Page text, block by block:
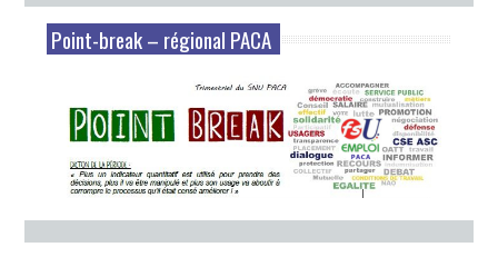
Point-break – régional PACA